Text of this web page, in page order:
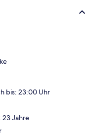
bis: 23:00 Uhr
Jahre